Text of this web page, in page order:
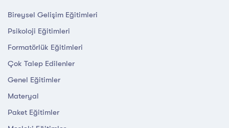
Bireysel Gelişim Eğitimleri
Psikoloji Eğitimleri
Formatörlük Eğitimleri
Çok Talep Edilenler
Genel Eğitimler
Materyal
Paket Eğitimler